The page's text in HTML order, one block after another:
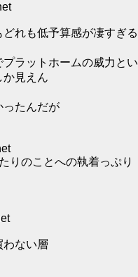
れも低予算感が凄すぎる
ラットホームの威力とい
か見えん
ったんだが
りのことへの執着っぷり
わない層